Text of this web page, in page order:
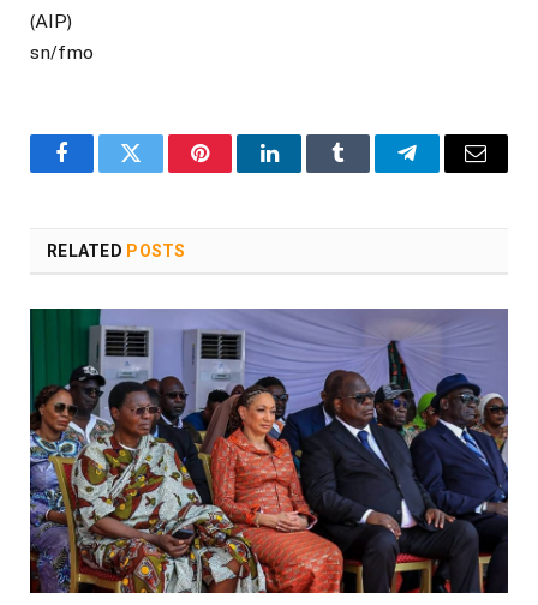
(AIP)
sn/fmo
FacebookTwitter PinterestLinkedInTumblr TelegramEmail
RELATED POSTS